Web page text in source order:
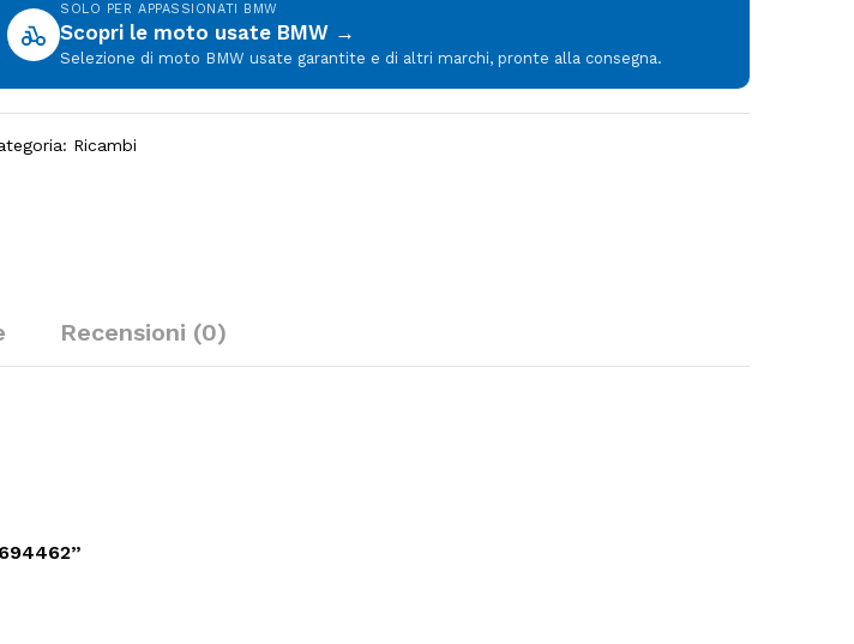
SOLO PER APPASSIONATI BMW
Scopri le moto usate BMW →
Selezione di moto BMW usate garantite e di altri marchi, pronte alla consegna.
Ricambi
Recensioni (0)